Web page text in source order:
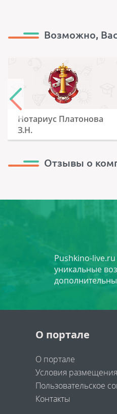
Возможно,
Нотариус Платонова
З.Н.
Отзывы о
Pushkino-
уникальные
О портале
О портале
Условия размещения
Пользовательское
Контакты